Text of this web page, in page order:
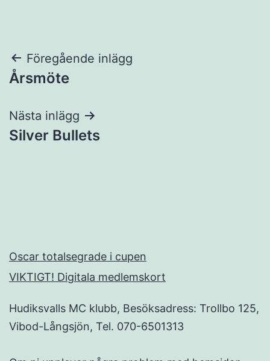
Inläggsnavigering
Föregående inlägg
Årsmöte
Nästa inlägg
Silver Bullets
Oscar totalsegrade i cupen
VIKTIGT! Digitala medlemskort
Hudiksvalls MC klubb, Besöksadress: Trollbo 125,
Vibod-Långsjön, Tel. 070-6501313